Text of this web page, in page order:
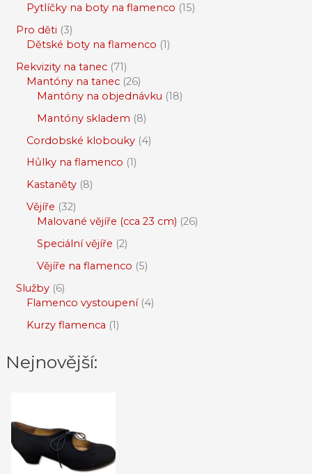
Pytlíčky na boty na flamenco 15
Pro děti 3
Dětské boty na flamenco 1
Rekvizity na tanec 71
Mantóny na tanec 26
Mantóny na objednávku 18
Mantóny skladem 8
Cordobské klobouky 4
Hůlky na flamenco 1
Kastaněty 8
Vějíře 32
Malované vějíře (cca 23 cm) 26
Speciální vějíře 2
Vějíře na flamenco 5
Služby 6
Flamenco vystoupení 4
Kurzy flamenca 1
Nejnovější: